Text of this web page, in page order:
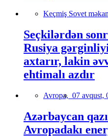
Keçmiş Sovet
Seçkilərdən
Rusiya
axtarır, lakin
ehtimalı azdır
Avropa, 07 avqust,
Azərbaycan
Avropadakı